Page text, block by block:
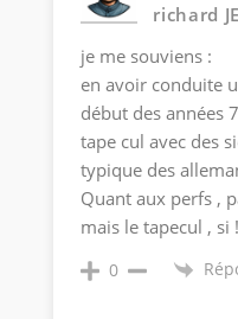
richard
je me souviens :
en avoir conduite
début des années
tape cul avec des
typique des
Quant aux perfs ,
mais le tapecul , si !
0